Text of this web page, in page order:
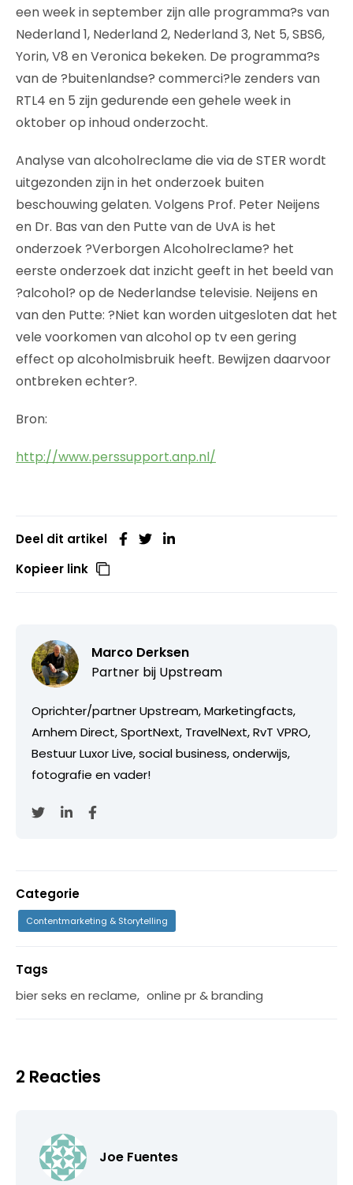
een week in september zijn alle programma?s van
Nederland 1, Nederland 2, Nederland 3, Net 5, SBS6,
Yorin, V8 en Veronica bekeken. De programma?s
van de ?buitenlandse? commerci?le zenders van
RTL4 en 5 zijn gedurende een gehele week in
oktober op inhoud onderzocht.
Analyse van alcoholreclame die via de STER wordt
uitgezonden zijn in het onderzoek buiten
beschouwing gelaten. Volgens Prof. Peter Neijens
en Dr. Bas van den Putte van de UvA is het
onderzoek ?Verborgen Alcoholreclame? het
eerste onderzoek dat inzicht geeft in het beeld van
?alcohol? op de Nederlandse televisie. Neijens en
van den Putte: ?Niet kan worden uitgesloten dat het
vele voorkomen van alcohol op tv een gering
effect op alcoholmisbruik heeft. Bewijzen daarvoor
ontbreken echter?.
Bron:
http://www.perssupport.anp.nl/
Deel dit artikel
Kopieer link
Marco Derksen
Partner bij Upstream
Oprichter/partner Upstream, Marketingfacts,
Arnhem Direct, SportNext, TravelNext, RvT VPRO,
Bestuur Luxor Live, social business, onderwijs,
fotografie en vader!
Categorie
Contentmarketing & Storytelling
Tags
bier seks en reclame, online pr & branding
2 Reacties
Joe Fuentes